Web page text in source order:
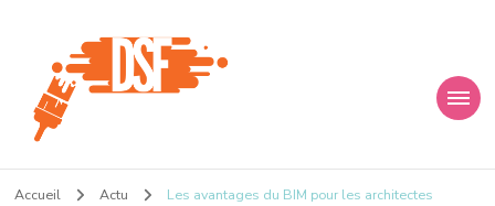
D s f
Accueil Actu Les avantages du BIM pour les architectes